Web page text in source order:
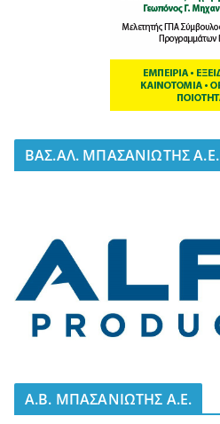
BΑΣ.ΑΛ. ΜΠΑΣΑΝΙΩΤΗΣ Α.Ε.
A.B. ΜΠΑΣΑΝΙΩΤΗΣ Α.Ε.